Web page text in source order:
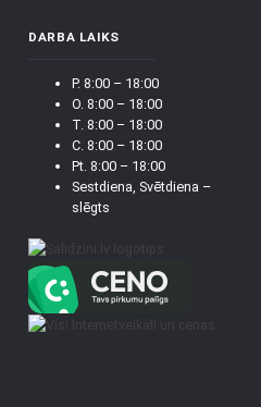
DARBA LAIKS
P. 8:00 – 18:00
O. 8:00 – 18:00
T. 8:00 – 18:00
C. 8:00 – 18:00
Pt. 8:00 – 18:00
Sestdiena, Svētdiena –
slēgts